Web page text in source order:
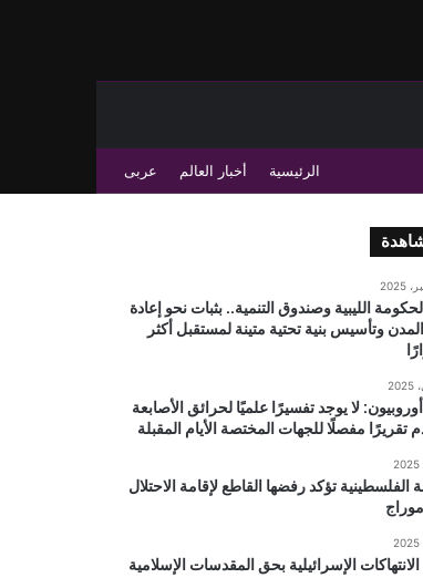
الرئيسية أخبار العالم عربى
الليبية وصندوق التنمية.. بثبات نحو إعادة
المدن وتأسيس بنية تحتية متينة لمستقبل أكثر
لا يوجد تفسيرًا علميًا لحرائق الأصابعة
تقريرًا مفصلًا للجهات المختصة الأيام المقبلة
الفلسطينية تؤكد رفضها القاطع لإقامة الاحتلال
الإسرائيلية بحق المقدسات الإسلامية